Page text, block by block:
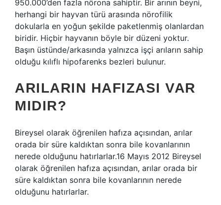
950.000’den fazla nörona sahiptir. Bir arının beyni,
herhangi bir hayvan türü arasında nörofilik
dokularla en yoğun şekilde paketlenmiş olanlardan
biridir. Hiçbir hayvanın böyle bir düzeni yoktur.
Başın üstünde/arkasında yalnızca işçi arıların sahip
olduğu kılıflı hipofarenks bezleri bulunur.
ARILARIN HAFIZASI VAR
MIDIR?
Bireysel olarak öğrenilen hafıza açısından, arılar
orada bir süre kaldıktan sonra bile kovanlarının
nerede olduğunu hatırlarlar.16 Mayıs 2012 Bireysel
olarak öğrenilen hafıza açısından, arılar orada bir
süre kaldıktan sonra bile kovanlarının nerede
olduğunu hatırlarlar.